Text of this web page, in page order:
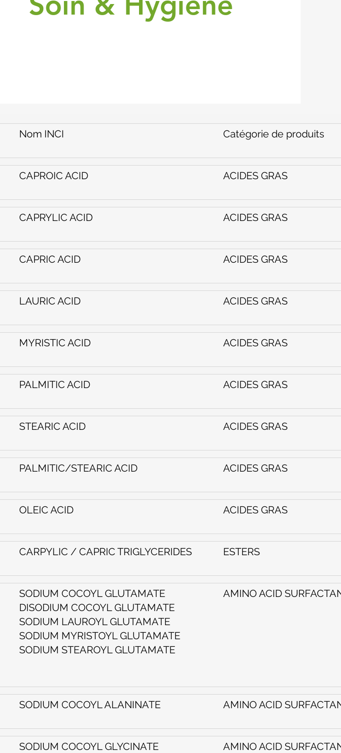
Nom INCI Catégorie de produits
CAPROIC ACID ACIDES GRAS
CAPRYLIC ACID ACIDES GRAS
CAPRIC ACID ACIDES GRAS
LAURIC ACID ACIDES GRAS
MYRISTIC ACID ACIDES GRAS
PALMITIC ACID ACIDES GRAS
STEARIC ACID ACIDES GRAS
PALMITIC/STEARIC ACID ACIDES GRAS
OLEIC ACID ACIDES GRAS
CARPYLIC / CAPRIC TRIGLYCERIDES ESTERS
SODIUM COCOYL GLUTAMATE
DISODIUM COCOYL GLUTAMATE
SODIUM LAUROYL GLUTAMATE
SODIUM MYRISTOYL GLUTAMATE
SODIUM STEAROYL GLUTAMATE
AMINO ACID
SODIUM COCOYL ALANINATE AMINO ACID
SODIUM COCOYL GLYCINATE AMINO ACID